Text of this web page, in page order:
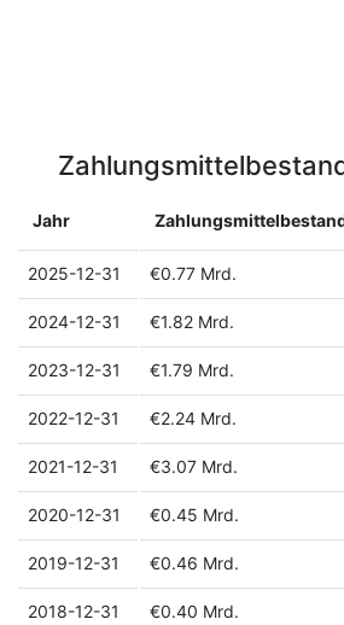
Jahr
2025-12-31 €0.77 Mrd.
2024-12-31 €1.82 Mrd.
2023-12-31 €1.79 Mrd.
2022-12-31 €2.24 Mrd.
2021-12-31 €3.07 Mrd.
2020-12-31 €0.45 Mrd.
2019-12-31 €0.46 Mrd.
2018-12-31 €0.40 Mrd.